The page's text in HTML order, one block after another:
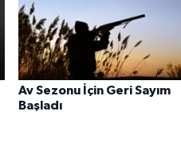
Av Sezonu İçin Geri Sayım
Başladı